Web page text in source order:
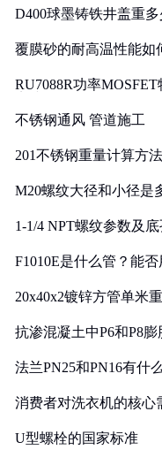
D400球墨铸铁井盖重多
覆膜砂的耐高温性能如
RU7088R功率
不锈钢通风 管道施工
201不锈钢重量计算方
M20螺纹大径和小径是
1-1/4 NPT螺纹参数及
F1010E是什么管？能否
20x40x2镀锌方管单米
抗渗混凝土中P6和P8
法兰PN25和PN16有什
消费者对洗衣机的核心
U型螺栓的国家标准